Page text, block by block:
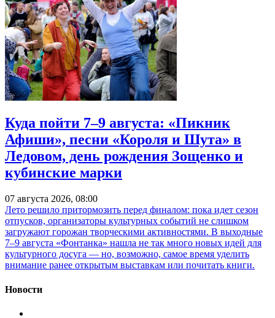
Куда пойти 7–9 августа: «Пикник
Афиши», песни «Короля и Шута» в
Ледовом, день рождения Зощенко и
кубинские марки
07 августа 2026, 08:00
Лето решило притормозить перед финалом: пока идет сезон
отпусков, организаторы культурных событий не слишком
загружают горожан творческими активностями. В выходные
7–9 августа «Фонтанка» нашла не так много новых идей для
культурного досуга — но, возможно, самое время уделить
внимание ранее открытым выставкам или почитать книги.
Новости